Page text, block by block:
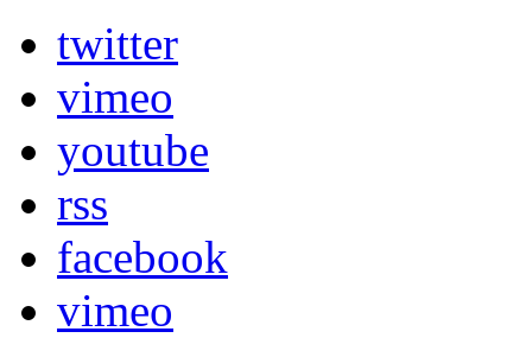
twitter
vimeo
youtube
rss
facebook
vimeo